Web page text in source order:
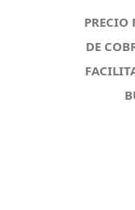
PRECIO
DE